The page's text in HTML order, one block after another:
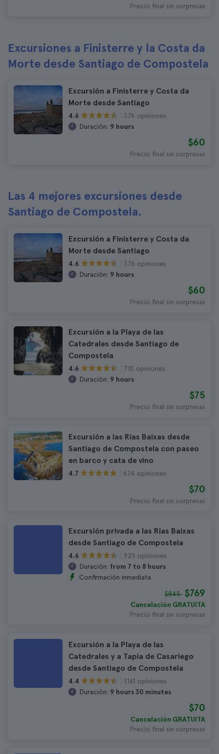
Precio final sin sorpresas
Excursiones a Finisterre y la Costa da
Morte desde Santiago de Compostela
Excursión a Finisterre y Costa da
Morte desde Santiago
4.6
376 opiniones
Duración: 9 hours
$60
Precio final sin sorpresas
Las 4 mejores excursiones desde
Santiago de Compostela.
Excursión a Finisterre y Costa da
Morte desde Santiago
4.6
376 opiniones
Duración: 9 hours
$60
Precio final sin sorpresas
Excursión a la Playa de las
Catedrales desde Santiago de
Compostela
4.6
715 opiniones
Duración: 9 hours
$75
Precio final sin sorpresas
Excursión a las Rías Baixas desde
Santiago de Compostela con paseo
en barco y cata de vino
4.7 674 opiniones
$70
Precio final sin sorpresas
Excursión privada a las Rías Baixas
desde Santiago de Compostela
4.6
925 opiniones
Duración: from 7 to 8 hours
Confirmación inmediata
$845 $769
Cancelación GRATUITA
Precio final sin sorpresas
Excursión a la Playa de las
Catedrales y a Tapia de Casariego
desde Santiago de Compostela
4.4
1.161 opiniones
Duración: 9 hours 30 minutes
$70
Cancelación GRATUITA
Precio final sin sorpresas